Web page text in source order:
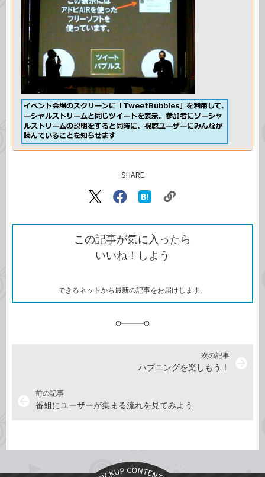
SHARE
X（旧
で
シ
ェ
ア
Facebook
シ
ェ
ア
な
ブ
ッ
ク
ク
ク
を
コ
この記事が気に入ったら
いいね！しよう
できるネットから最新の記事をお届けします。
前の記事
番組にユーザーが集まる流れを見てみよう
次の記事
ハプニングを楽しもう！